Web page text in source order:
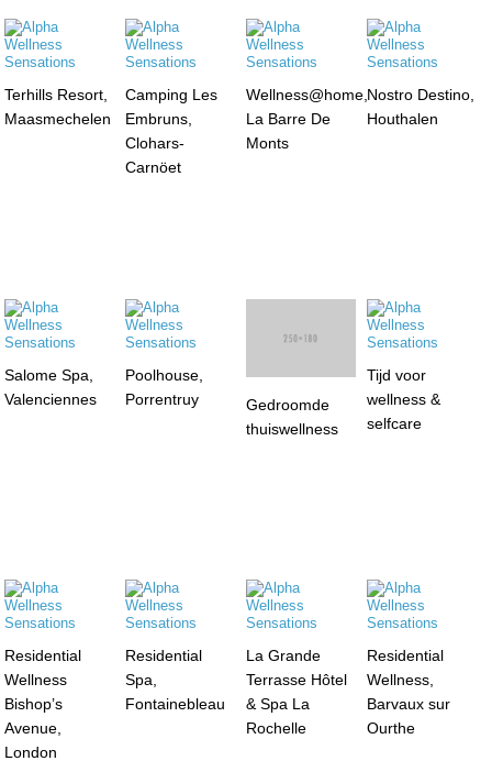
Terhills Resort,
Maasmechelen
Camping Les
Embruns,
Clohars-
Carnöet
Wellness@home,
La Barre De
Monts
Nostro Destino,
Houthalen
Salome Spa,
Valenciennes
Poolhouse,
Porrentruy
Gedroomde
thuiswellness
Tijd voor
wellness &
selfcare
Residential
Wellness
Bishop’s
Avenue,
London
Residential
Spa,
Fontainebleau
La Grande
Terrasse Hôtel
& Spa La
Rochelle
Residential
Wellness,
Barvaux sur
Ourthe